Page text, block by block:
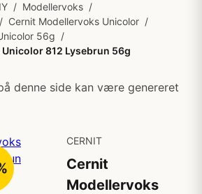
/ Modellervoks /
/ Cernit Modellervoks Unicolor /
56g /
812 Lysebrun 56g
denne side kan være genereret
CERNIT
Cernit
Modellervoks